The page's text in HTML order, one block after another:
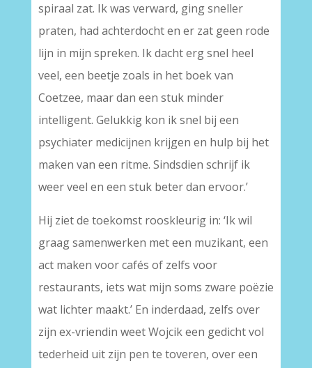
spiraal zat. Ik was verward, ging sneller
praten, had achterdocht en er zat geen rode
lijn in mijn spreken. Ik dacht erg snel heel
veel, een beetje zoals in het boek van
Coetzee, maar dan een stuk minder
intelligent. Gelukkig kon ik snel bij een
psychiater medicijnen krijgen en hulp bij het
maken van een ritme. Sindsdien schrijf ik
weer veel en een stuk beter dan ervoor.’
Hij ziet de toekomst rooskleurig in: ‘Ik wil
graag samenwerken met een muzikant, een
act maken voor cafés of zelfs voor
restaurants, iets wat mijn soms zware poëzie
wat lichter maakt.’ En inderdaad, zelfs over
zijn ex-vriendin weet Wojcik een gedicht vol
tederheid uit zijn pen te toveren, over een